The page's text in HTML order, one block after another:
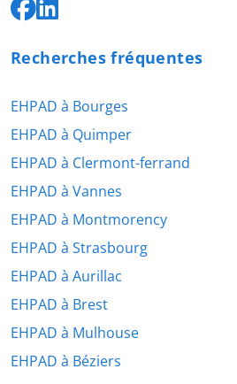
Recherches fréquentes
EHPAD à Bourges
EHPAD à Quimper
EHPAD à Clermont-ferrand
EHPAD à Vannes
EHPAD à Montmorency
EHPAD à Strasbourg
EHPAD à Aurillac
EHPAD à Brest
EHPAD à Mulhouse
EHPAD à Béziers